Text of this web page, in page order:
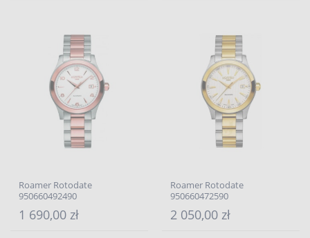
Roamer Rotodate
950660492490
1 690,00 zł
Roamer Rotodate
950660472590
2 050,00 zł